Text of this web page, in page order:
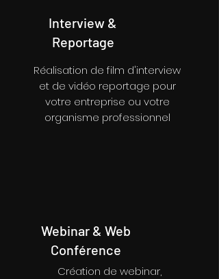
Interview &
Reportage
Réalisation de film d'interview
et de vidéo reportage pour
votre entreprise ou votre
organisme professionnel
Création de webinar,
Webinar & Web
Conférence